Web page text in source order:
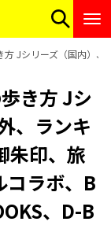
Jシリーズ（国内）
き方 Jシ
、ランキ
朱印、旅
コラボ、B
、D-B